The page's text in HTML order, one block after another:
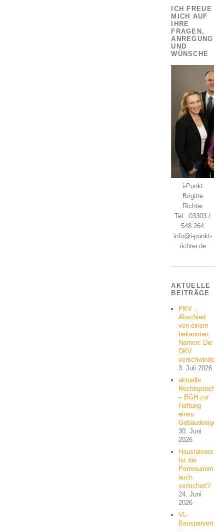
ICH FREUE
MICH AUF
IHRE
FRAGEN,
ANREGUNGEN
UND
WÜNSCHE
i-Punkt
Brigitte
Richter
Tel.: 03303 /
548 264
info@i-punkt-
richter.de
AKTUELLE
BEITRÄGE
PKV –
Abschied
von einem
bekannten
Namen: Die
DKV
verschwindet
3. Juli 2026
aktuelle
– BGH zur
Haftung
eines
30. Juni
2026
Ist die
auch
versichert?
24. Juni
2026
VL-
Bausparvertrag